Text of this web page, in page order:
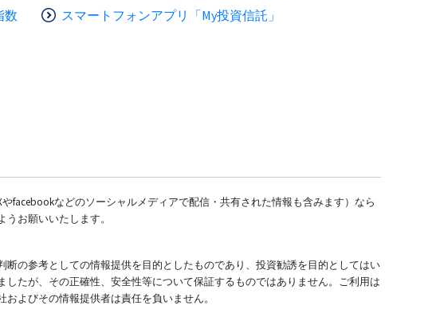
数 スマートフォンアプリ「My投資信託」
facebookなどのソーシャルメディアで配信・共有された情報も含みます）なら
お願いいたします。
の参考としての情報提供を目的としたものであり、投資勧誘を目的としてはい
たが、その正確性、安全性等について保証するものではありません。ご利用は
よびその情報提供者は責任を負いません。